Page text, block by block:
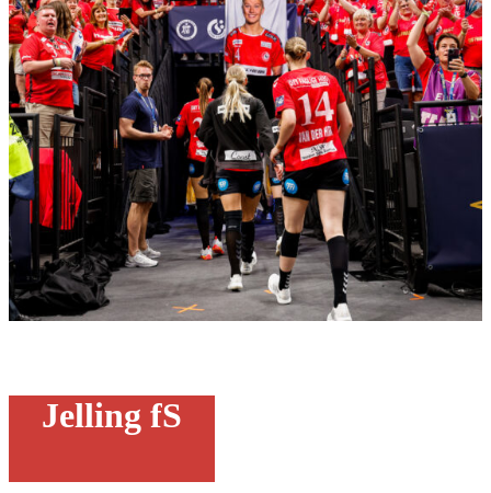
Jelling fS